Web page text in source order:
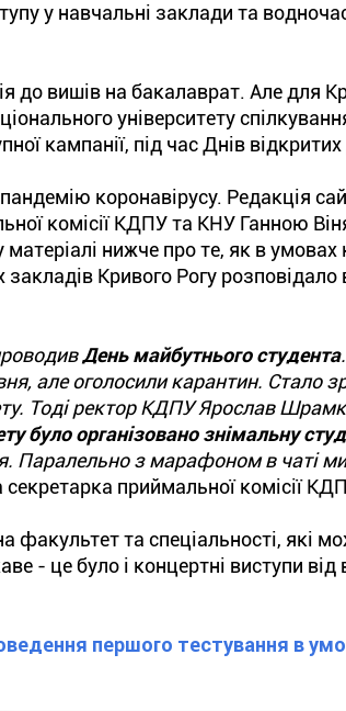
у навчальні заклади та
до вишів на бакалаврат. Але для
університету
кампанії, під час Днів
коронавірусу. Редакція
комісії КДПУ та КНУ Ганною
нижче про те, як в умовах
Кривого Рогу
День майбутнього студента
але оголосили карантин.
Тоді ректор КДПУ Ярослав
було організовано знімальну
Паралельно з марафоном в чаті
приймальної комісії
факультет та спеціальності, які
- це було і концертні виступи від
першого тестування в